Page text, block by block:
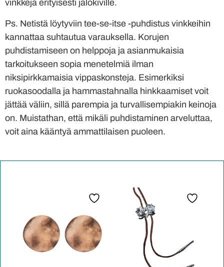
vinkkejä erityisesti jalokiville.
Ps. Netistä löytyviin tee-se-itse -puhdistus vinkkeihin
kannattaa suhtautua varauksella. Korujen
puhdistamiseen on helppoja ja asianmukaisia
tarkoitukseen sopia menetelmiä ilman
niksipirkkamaisia vippaskonsteja. Esimerkiksi
ruokasoodalla ja hammastahnalla hinkkaamiset voit
jättää väliin, sillä parempia ja turvallisempiakin keinoja
on. Muistathan, että mikäli puhdistaminen arveluttaa,
voit aina kääntyä ammattilaisen puoleen.